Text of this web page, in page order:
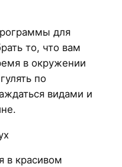
для
то, что вам
в окружении
по
видами и
в красивом